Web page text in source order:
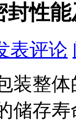
封性
表评论
装整
储存